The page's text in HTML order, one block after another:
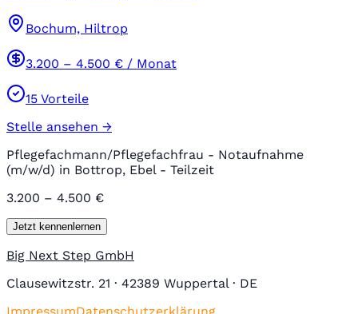
Bochum, Hiltrop
3.200 – 4.500 € / Monat
15 Vorteile
Stelle ansehen →
Pflegefachmann/Pflegefachfrau - Notaufnahme
(m/w/d) in Bottrop, Ebel - Teilzeit
3.200 – 4.500 €
Jetzt kennenlernen
Big Next Step GmbH
Clausewitzstr. 21 · 42389 Wuppertal · DE